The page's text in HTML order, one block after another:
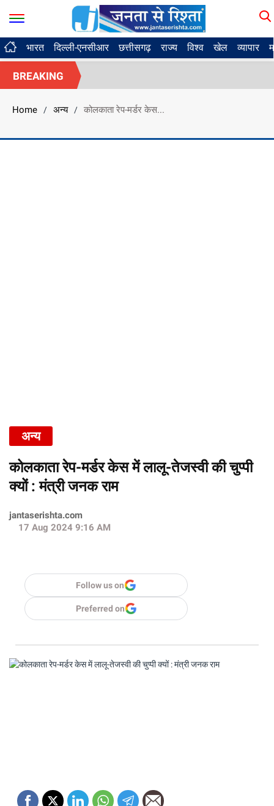
भारत दिल्ली-एनसीआर छत्तीसगढ़ राज्य विश्व खेल व्यापार
BREAKING
Home / अन्य / कोलकाता रेप-मर्डर केस...
अन्य
कोलकाता रेप-मर्डर केस में लालू-तेजस्वी की चुप्पी
क्यों : मंत्री जनक राम
jantaserishta.com
17 Aug 2024 9:16 AM
Follow us on
Preferred on